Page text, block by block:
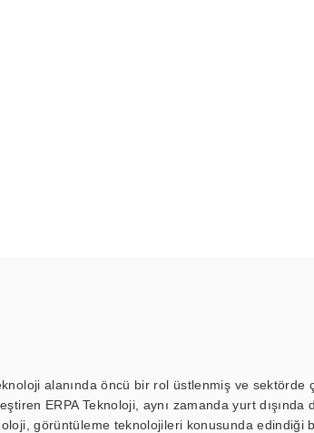
alanında öncü bir rol üstlenmiş ve
ERPA Teknoloji, aynı zamanda yurt
görüntüleme teknolojileri konusunda edindiği